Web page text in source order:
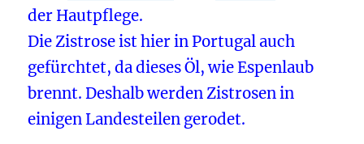
der Hautpflege.
Die Zistrose ist hier in Portugal auch
gefürchtet, da dieses Öl, wie Espenlaub
brennt. Deshalb werden Zistrosen in
einigen Landesteilen gerodet.